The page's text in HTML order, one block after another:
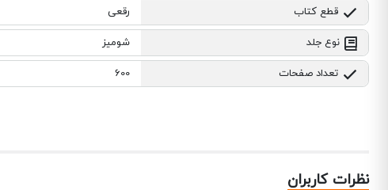
قطع کتاب رقعی
نوع جلد شومیز
تعداد صفحات 600
نظرات کاربران